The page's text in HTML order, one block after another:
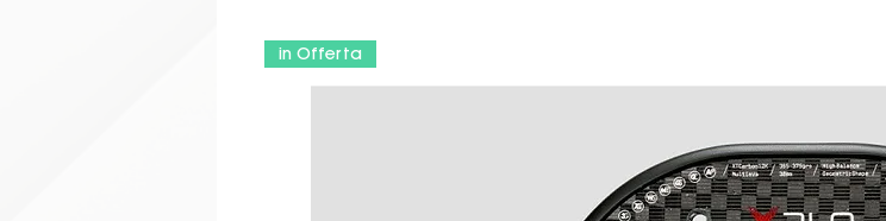
in Offerta